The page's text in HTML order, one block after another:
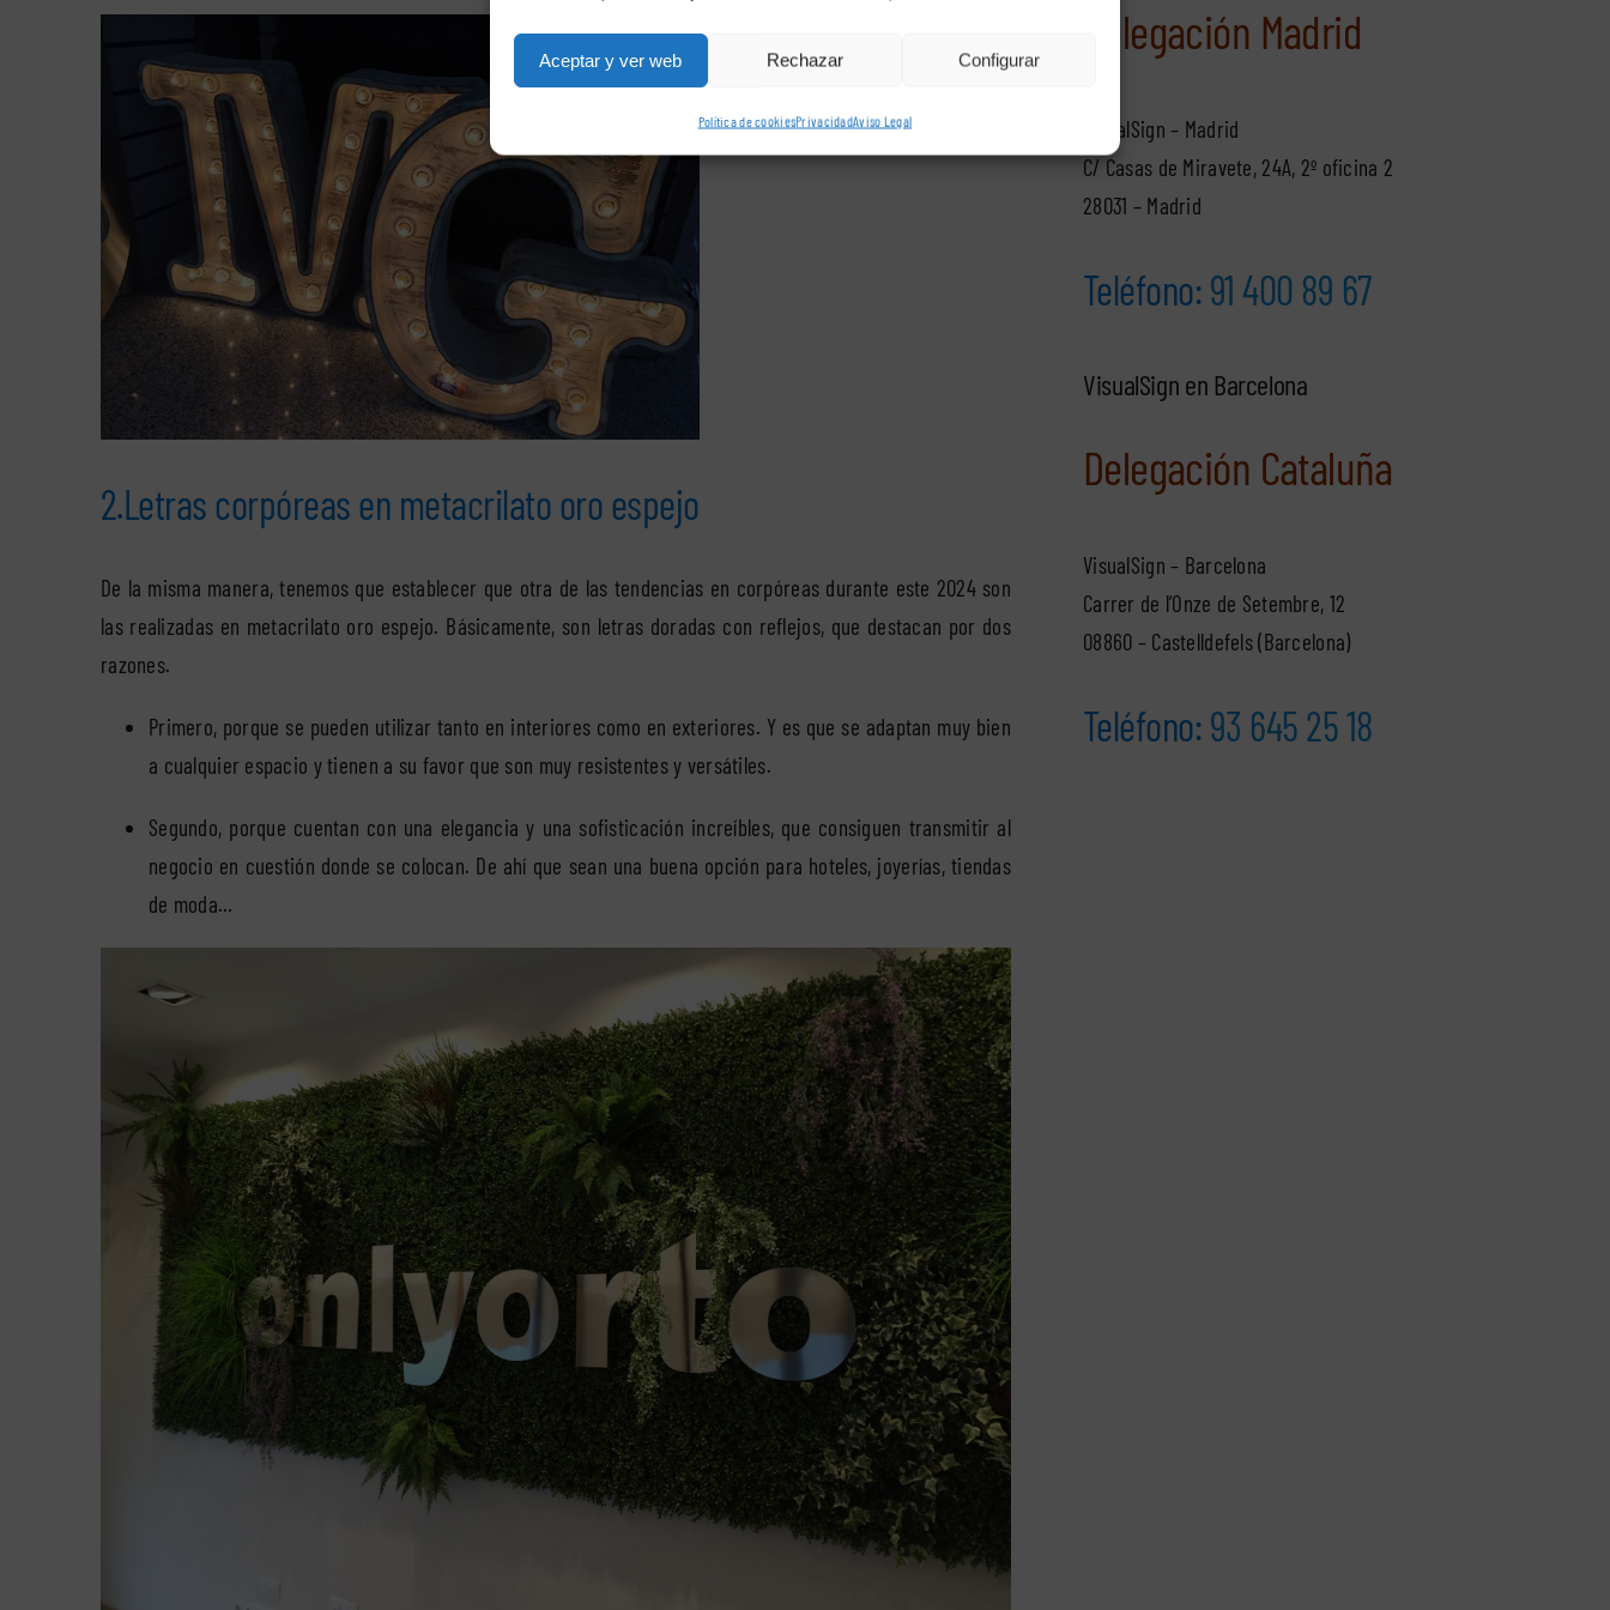
Aceptar y ver web Rechazar Configurar
Política de cookiesPrivacidadAviso Legal
2.Letras corpóreas en metacrilato oro espejo
De la misma manera, tenemos que establecer que otra de las tendencias en corpóreas durante este 2024 son
las realizadas en metacrilato oro espejo. Básicamente, son letras doradas con reflejos, que destacan por dos
razones.
Primero, porque se pueden utilizar tanto en interiores como en exteriores. Y es que se adaptan muy bien
a cualquier espacio y tienen a su favor que son muy resistentes y versátiles.
Segundo, porque cuentan con una elegancia y una sofisticación increíbles, que consiguen transmitir al
negocio en cuestión donde se colocan. De ahí que sean una buena opción para hoteles, joyerías, tiendas
de moda…
Delegación Madrid
VisualSign – Madrid
C/ Casas de Miravete, 24A, 2º oficina 2
28031 – Madrid
Teléfono:91 400 89 67
VisualSign en Barcelona
Delegación Cataluña
VisualSign – Barcelona
Carrer de l’Onze de Setembre, 12
08860 – Castelldefels (Barcelona)
Teléfono:93 645 25 18